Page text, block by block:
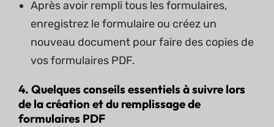
Après avoir rempli tous les formulaires,
enregistrez le formulaire ou créez un
nouveau document pour faire des copies de
vos formulaires PDF.
4. Quelques conseils essentiels à suivre lors
de la création et du remplissage de
formulaires PDF